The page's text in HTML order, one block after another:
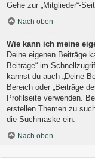
Gehe zur „Mitglieder“-
Nach oben
Wie kann ich meine
Deine eigenen Beiträge
Beiträge“ im
kannst du auch „Deine
Bereich oder „Beiträge
Profilseite verwenden.
erstellen Themen zu
die Suchmaske ein.
Nach oben